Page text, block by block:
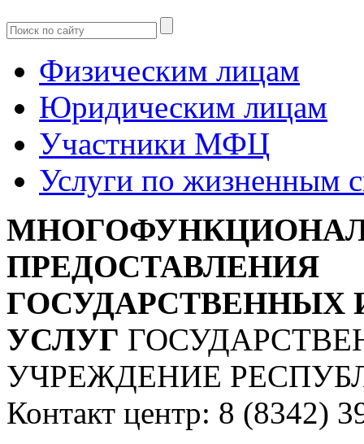
Физическим лицам
Юридическим лицам
Участники МФЦ
Услуги по жизненным
ПРЕДОСТАВЛЕНИЯ
УСЛУГ
УЧРЕЖДЕНИЕ
Контакт центр: 8 (8342)